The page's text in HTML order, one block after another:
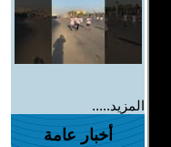
المزيد.....
أخبار عامة